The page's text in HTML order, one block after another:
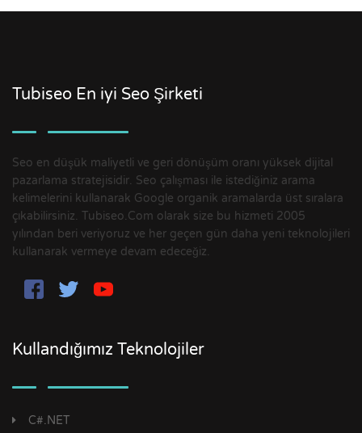
Tubiseo En iyi Seo Şirketi
Seo en düşük maliyetli ve geri dönüşüm oranı yüksek dijital
pazarlama stratejisidir. Seo çalışması ile istediğiniz arama
kelimelerini kullanarak Google organik aramalarda üst sıralara
çıkabilirsiniz. Tubiseo.Com olarak size bu hizmeti 2005
yılından beri veriyoruz ve her geçen gün daha yeni teknolojileri
kullanarak vermeye devam edeceğiz.
Kullandığımız Teknolojiler
C#.NET